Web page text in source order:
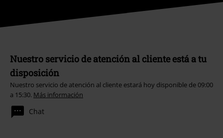
Nuestro servicio de atención al cliente está a tu
disposición
Nuestro servicio de atención al cliente estará hoy disponible de 09:00
a 15:30. Más información
Chat